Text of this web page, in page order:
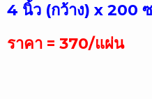
4 นิ้ว (กว้าง) x 200
ราคา = 370/แผ่น